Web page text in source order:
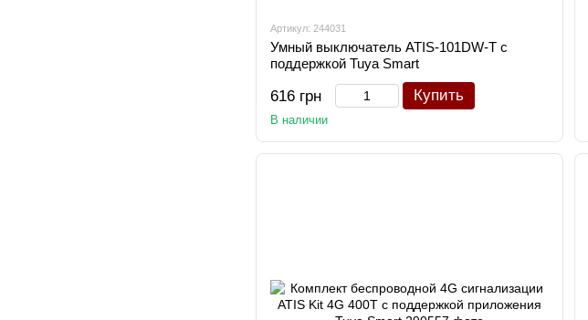
Артикул: 244031
Умный выключатель ATIS-101DW-T с
поддержкой Tuya Smart
616 грн Купить
В наличии